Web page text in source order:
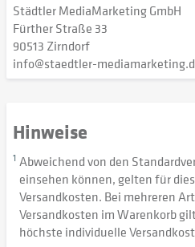
Städtler MediaMarketing GmbH
Fürther Straße 33
90513 Zirndorf
info@staedtler-
Hinweise
1 Abweichend von den
einsehen können, gelten für
Versandkosten. Bei mehreren
Versandkosten im Warenkorb
höchste individuelle